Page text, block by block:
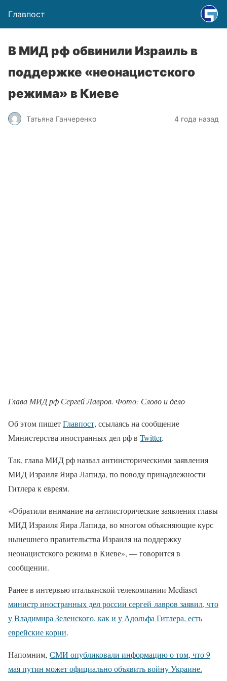
Главпост
В МИД рф обвинили Израиль в
поддержке «неонацистского
режима» в Киеве
Татьяна Ганчеренко 4 года назад
Глава МИД рф Сергей Лавров. Фото: Слово и дело
Об этом пишетГлавпост, ссылаясь на сообщение
Министерства иностранных дел рф в Twitter.
Так, глава МИД рф назвал антиисторическими заявления
МИД Израиля Яира Лапида, по поводу принадлежности
Гитлера к евреям.
«Обратили внимание на антиисторические заявления главы
МИД Израиля Яира Лапида, во многом объясняющие курс
нынешнего правительства Израиля на поддержку
неонацистского режима в Киеве», — говорится в
сообщении.
Ранее в интервью итальянской телекомпании Mediaset
министр иностранных дел россии сергей лавров заявил, что
у Владимира Зеленского, как и у Адольфа Гитлера, есть
еврейские корни.
Напомним, СМИ опубликовали информацию о том, что 9
мая путин может официально объявить войну Украине.